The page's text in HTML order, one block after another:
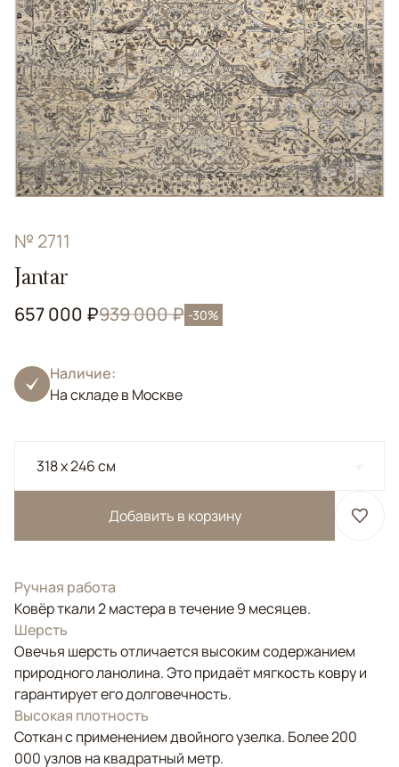
№ 2711
Jantar
657 000 ₽939 000 ₽ -30%
Наличие:
На складе в Москве
318 x 246 см
Добавить в корзину
Ручная работа
Ковёр ткали 2 мастера в течение 9 месяцев.
Шерсть
Овечья шерсть отличается высоким содержанием
природного ланолина. Это придаёт мягкость ковру и
гарантирует его долговечность.
Высокая плотность
Соткан с применением двойного узелка. Более 200
000 узлов на квадратный метр.